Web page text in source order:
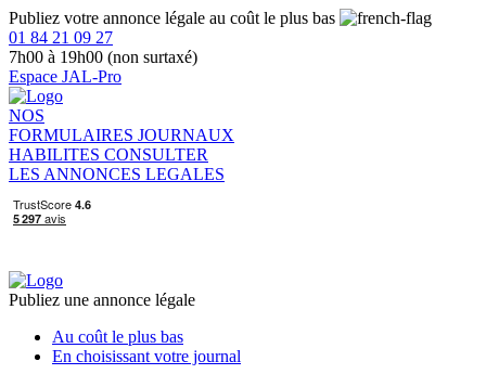
Publiez votre annonce légale au coût le plus bas
01 84 21 09 27
7h00 à 19h00 (non surtaxé)
Espace JAL-Pro
NOS
FORMULAIRES JOURNAUX
HABILITES CONSULTER
LES ANNONCES LEGALES
Publiez une annonce légale
Au coût le plus bas
En choisissant votre journal